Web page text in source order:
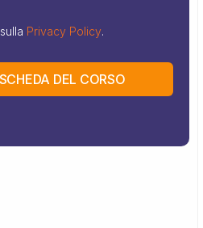
Privacy Policy.
DEL CORSO